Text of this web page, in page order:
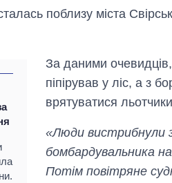
поблизу міста Свірськ
За даними очевидців,
піпірував у ліс, а з
врятуватися
«Люди вистрибнули
бомбардувальника
Потім повітряне